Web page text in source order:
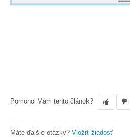
Pomohol Vám tento článok?
Máte ďalšie otázky? Vložiť žiadosť